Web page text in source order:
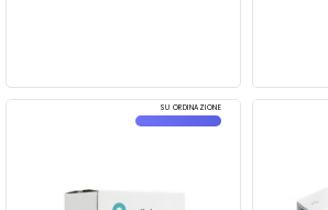
SU ORDINAZIONE